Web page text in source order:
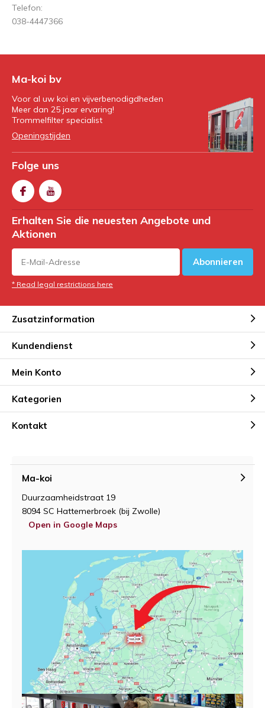
Telefon:
038-4447366
Ma-koi bv
Voor al uw koi en vijverbenodigdheden
Meer dan 25 jaar ervaring!
Trommelfilter specialist
Openingstijden
Folge uns
Erhalten Sie die neuesten Angebote und
Aktionen
Abonnieren
* Read legal restrictions here
Zusatzinformation
Kundendienst
Mein Konto
Kategorien
Kontakt
Ma-koi
Duurzaamheidstraat 19
8094 SC Hattemerbroek (bij Zwolle)
Open in Google Maps